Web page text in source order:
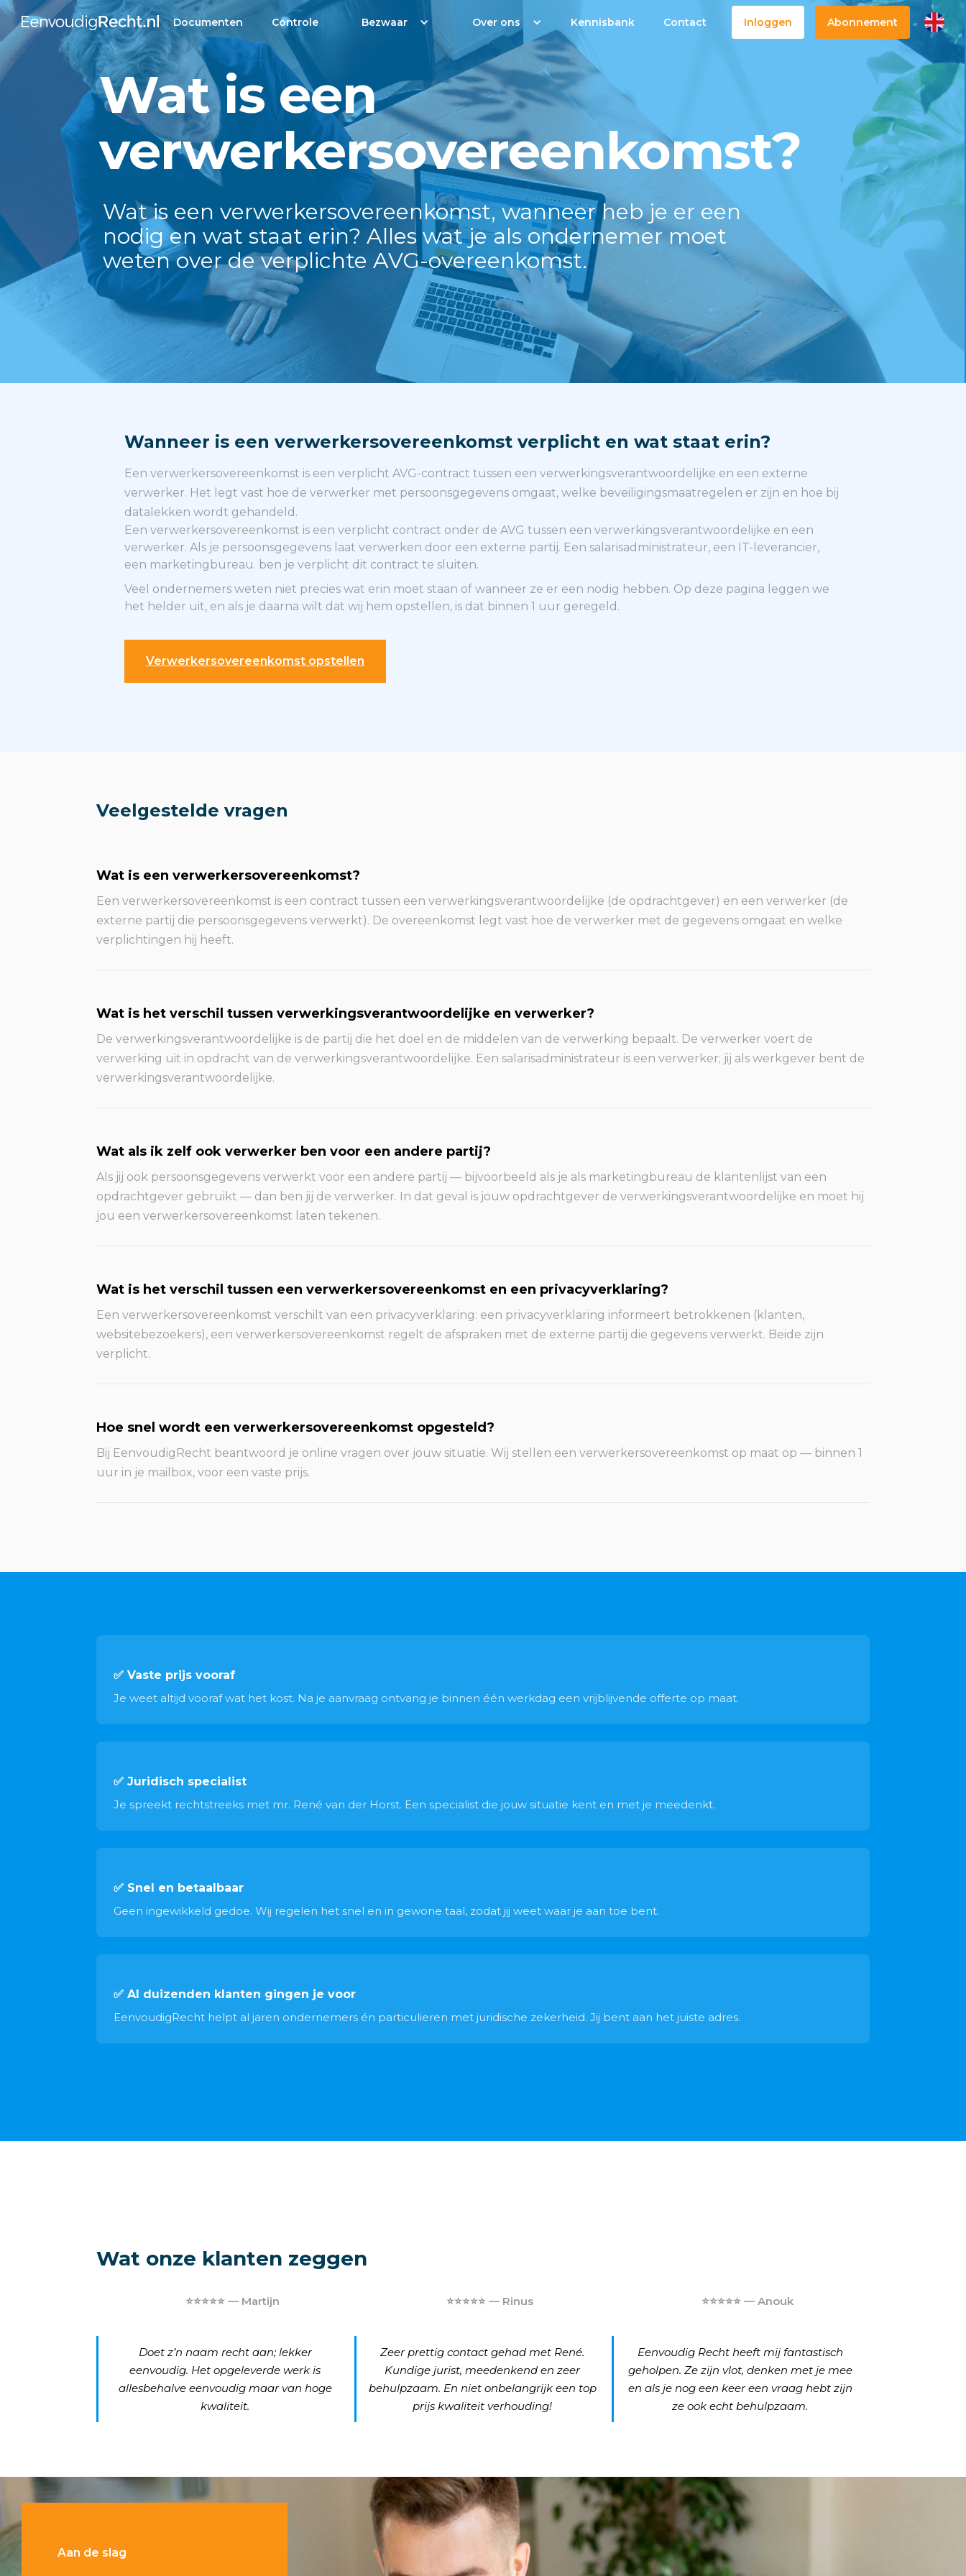
Documenten Controle Bezwaar Over ons Kennisbank Contact Inloggen Abonnement
Wat is een
verwerkersovereenkomst?
Wat is een verwerkersovereenkomst, wanneer heb je er een
nodig en wat staat erin? Alles wat je als ondernemer moet
weten over de verplichte AVG-overeenkomst.
Wanneer is een verwerkersovereenkomst verplicht en wat staat erin?
Een verwerkersovereenkomst is een verplicht AVG-contract tussen een verwerkingsverantwoordelijke en een externe
verwerker. Het legt vast hoe de verwerker met persoonsgegevens omgaat, welke beveiligingsmaatregelen er zijn en hoe bij
datalekken wordt gehandeld.
Een verwerkersovereenkomst is een verplicht contract onder de AVG tussen een verwerkingsverantwoordelijke en een
verwerker. Als je persoonsgegevens laat verwerken door een externe partij. Een salarisadministrateur, een IT-leverancier,
een marketingbureau. ben je verplicht dit contract te sluiten.
Veel ondernemers weten niet precies wat erin moet staan of wanneer ze er een nodig hebben. Op deze pagina leggen we
het helder uit, en als je daarna wilt dat wij hem opstellen, is dat binnen 1 uur geregeld.
Verwerkersovereenkomst opstellen
Veelgestelde vragen
Wat is een verwerkersovereenkomst?
Een verwerkersovereenkomst is een contract tussen een verwerkingsverantwoordelijke (de opdrachtgever) en een verwerker (de
externe partij die persoonsgegevens verwerkt). De overeenkomst legt vast hoe de verwerker met de gegevens omgaat en welke
verplichtingen hij heeft.
Wat is het verschil tussen verwerkingsverantwoordelijke en verwerker?
De verwerkingsverantwoordelijke is de partij die het doel en de middelen van de verwerking bepaalt. De verwerker voert de
verwerking uit in opdracht van de verwerkingsverantwoordelijke. Een salarisadministrateur is een verwerker; jij als werkgever bent de
verwerkingsverantwoordelijke.
Wat als ik zelf ook verwerker ben voor een andere partij?
Als jij ook persoonsgegevens verwerkt voor een andere partij — bijvoorbeeld als je als marketingbureau de klantenlijst van een
opdrachtgever gebruikt — dan ben jij de verwerker. In dat geval is jouw opdrachtgever de verwerkingsverantwoordelijke en moet hij
jou een verwerkersovereenkomst laten tekenen.
Wat is het verschil tussen een verwerkersovereenkomst en een privacyverklaring?
Een verwerkersovereenkomst verschilt van een privacyverklaring: een privacyverklaring informeert betrokkenen (klanten,
websitebezoekers), een verwerkersovereenkomst regelt de afspraken met de externe partij die gegevens verwerkt. Beide zijn
verplicht.
Hoe snel wordt een verwerkersovereenkomst opgesteld?
Bij EenvoudigRecht beantwoord je online vragen over jouw situatie. Wij stellen een verwerkersovereenkomst op maat op — binnen 1
uur in je mailbox, voor een vaste prijs.
✅ Vaste prijs vooraf
Je weet altijd vooraf wat het kost. Na je aanvraag ontvang je binnen één werkdag een vrijblijvende offerte op maat.
✅ Juridisch specialist
Je spreekt rechtstreeks met mr. René van der Horst. Een specialist die jouw situatie kent en met je meedenkt.
✅ Snel en betaalbaar
Geen ingewikkeld gedoe. Wij regelen het snel en in gewone taal, zodat jij weet waar je aan toe bent.
✅ Al duizenden klanten gingen je voor
EenvoudigRecht helpt al jaren ondernemers én particulieren met juridische zekerheid. Jij bent aan het juiste adres.
Wat onze klanten zeggen
⭐⭐⭐⭐⭐ — Martijn
Doet z’n naam recht aan; lekker
eenvoudig. Het opgeleverde werk is
allesbehalve eenvoudig maar van hoge
kwaliteit.
⭐⭐⭐⭐⭐ — Rinus
Zeer prettig contact gehad met René.
Kundige jurist, meedenkend en zeer
behulpzaam. En niet onbelangrijk een top
prijs kwaliteit verhouding!
⭐⭐⭐⭐⭐ — Anouk
Eenvoudig Recht heeft mij fantastisch
geholpen. Ze zijn vlot, denken met je mee
en als je nog een keer een vraag hebt zijn
ze ook echt behulpzaam.
Aan de slag